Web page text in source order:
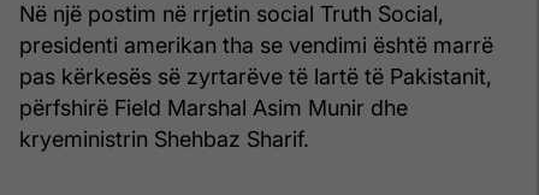
Në një postim në rrjetin social Truth Social,
presidenti amerikan tha se vendimi është marrë
pas kërkesës së zyrtarëve të lartë të Pakistanit,
përfshirë Field Marshal Asim Munir dhe
kryeministrin Shehbaz Sharif.